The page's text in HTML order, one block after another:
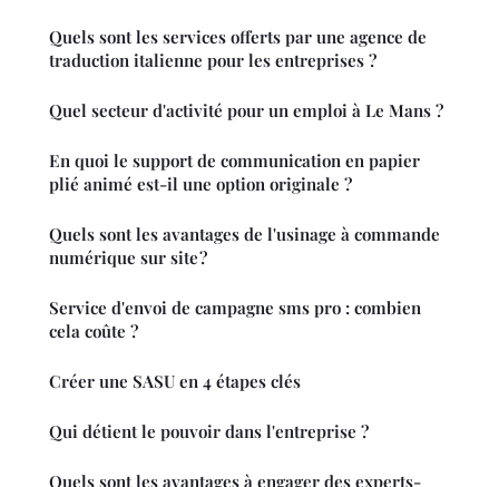
Quels sont les services offerts par une agence de
traduction italienne pour les entreprises ?
Quel secteur d'activité pour un emploi à Le Mans ?
En quoi le support de communication en papier
plié animé est-il une option originale ?
Quels sont les avantages de l'usinage à commande
numérique sur site ?
Service d'envoi de campagne sms pro : combien
cela coûte ?
Créer une SASU en 4 étapes clés
Qui détient le pouvoir dans l'entreprise ?
Quels sont les avantages à engager des experts-